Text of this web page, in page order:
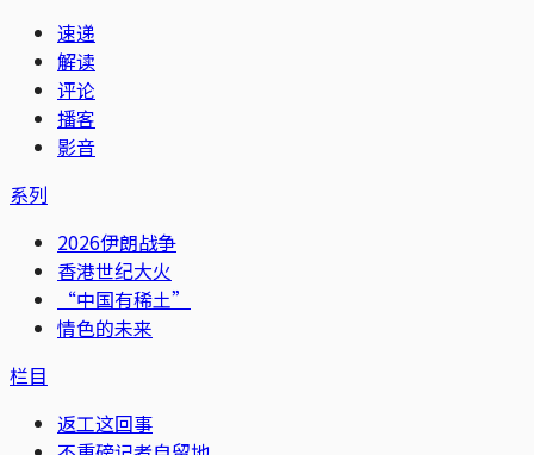
速递
解读
评论
播客
影音
系列
2026伊朗战争
香港世纪大火
“中国有稀土”
情色的未来
栏目
返工这回事